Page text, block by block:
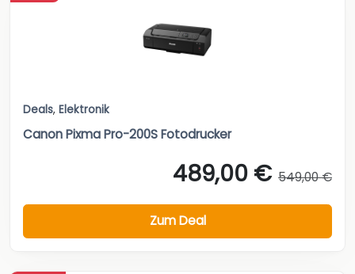
Deals, Elektronik
Canon Pixma Pro-200S Fotodrucker
489,00 € 549,00 €
Zum Deal